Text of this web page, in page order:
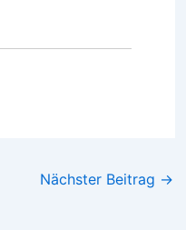
Nächster Beitrag →